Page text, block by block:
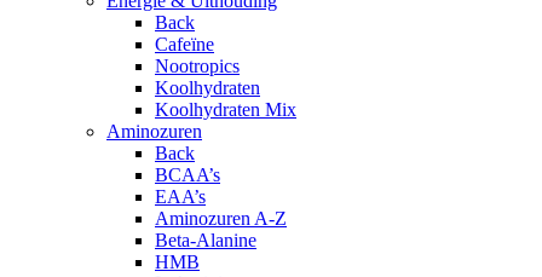
Back
Cafeïne
Nootropics
Koolhydraten
Koolhydraten Mix
Aminozuren
Back
BCAA’s
EAA’s
Aminozuren A-Z
Beta-Alanine
HMB